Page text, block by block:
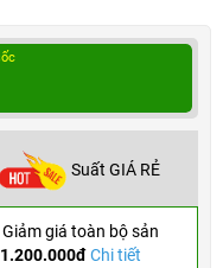
Suất GIÁ RẺ
Giảm giá toàn bộ sản
1.200.000đChi tiết